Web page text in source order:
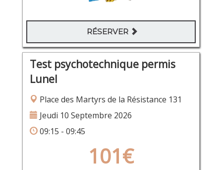
RÉSERVER
Test psychotechnique permis
Lunel
Place des Martyrs de la Résistance 131
Jeudi 10 Septembre 2026
09:15 - 09:45
101€